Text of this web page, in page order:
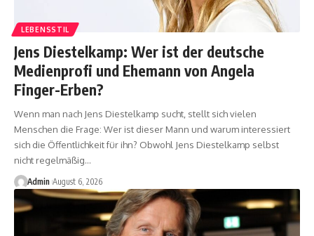
LEBENSSTIL
Jens Diestelkamp: Wer ist der deutsche
Medienprofi und Ehemann von Angela
Finger-Erben?
Wenn man nach Jens Diestelkamp sucht, stellt sich vielen
Menschen die Frage: Wer ist dieser Mann und warum interessiert
sich die Öffentlichkeit für ihn? Obwohl Jens Diestelkamp selbst
nicht regelmäßig…
Admin August 6, 2026